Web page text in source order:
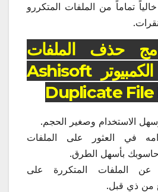
تماماً من الملفات المتكررو
حذف الملفات
المكررة من الكمبيوتر Ashisoft
Duplicate
الاستخدام وصغير الحجم.
في العثور على الملفات
بأسهل الطرق.
الملفات المتكررة على
من ذي قبل.